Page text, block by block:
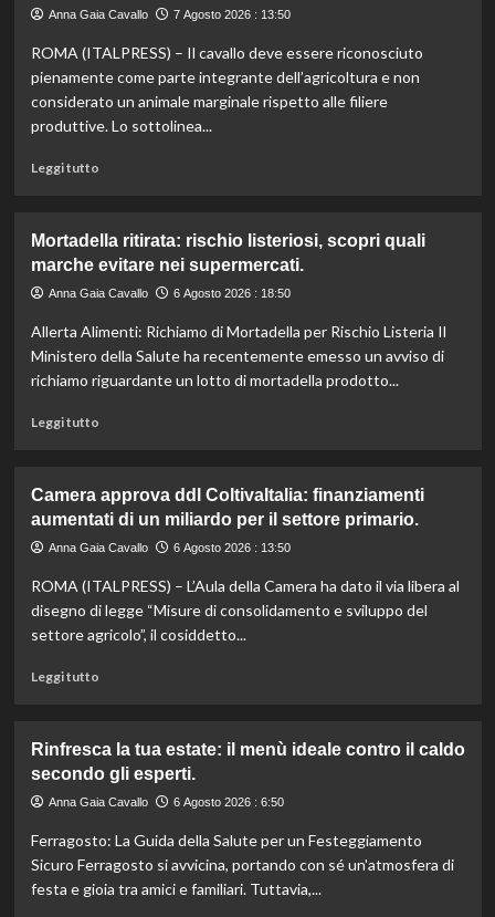
olio
vino:
l’IRVO
potenzia
per
Anna Gaia Cavallo 7 Agosto 2026 : 13:50
ROMA (ITALPRESS) – Il cavallo deve essere riconosciuto
pienamente come parte integrante dell’agricoltura e non
considerato un animale marginale rispetto alle filiere
produttive. Lo sottolinea...
Leggi tuttoLeggi
Il
cavallo:
una
indispensabile
per
l’agricoltura
Mortadella ritirata: rischio listeriosi, scopri quali
marche evitare nei supermercati.
Anna Gaia Cavallo 6 Agosto 2026 : 18:50
Allerta Alimenti: Richiamo di Mortadella per Rischio Listeria Il
Ministero della Salute ha recentemente emesso un avviso di
richiamo riguardante un lotto di mortadella prodotto...
Leggi tuttoLeggi
Mortadella
ritirata:
rischio
scopri
quali
marche
Camera approva ddl ColtivaItalia: finanziamenti
aumentati di un miliardo per il settore primario.
Anna Gaia Cavallo 6 Agosto 2026 : 13:50
ROMA (ITALPRESS) – L’Aula della Camera ha dato il via libera al
disegno di legge “Misure di consolidamento e sviluppo del
settore agricolo”, il cosiddetto...
Leggi tuttoLeggi
Camera
approva
ddl
finanziamenti
aumentati
di
Rinfresca la tua estate: il menù ideale contro il caldo
secondo gli esperti.
Anna Gaia Cavallo 6 Agosto 2026 : 6:50
Ferragosto: La Guida della Salute per un Festeggiamento
Sicuro Ferragosto si avvicina, portando con sé un'atmosfera di
festa e gioia tra amici e familiari. Tuttavia,...